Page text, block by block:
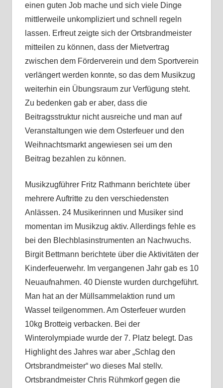
einen guten Job mache und sich viele Dinge
mittlerweile unkompliziert und schnell regeln
lassen. Erfreut zeigte sich der Ortsbrandmeister
mitteilen zu können, dass der Mietvertrag
zwischen dem Förderverein und dem Sportverein
verlängert werden konnte, so das dem Musikzug
weiterhin ein Übungsraum zur Verfügung steht.
Zu bedenken gab er aber, dass die
Beitragsstruktur nicht ausreiche und man auf
Veranstaltungen wie dem Osterfeuer und den
Weihnachtsmarkt angewiesen sei um den
Beitrag bezahlen zu können.
Musikzugführer Fritz Rathmann berichtete über
mehrere Auftritte zu den verschiedensten
Anlässen. 24 Musikerinnen und Musiker sind
momentan im Musikzug aktiv. Allerdings fehle es
bei den Blechblasinstrumenten an Nachwuchs.
Birgit Bettmann berichtete über die Aktivitäten der
Kinderfeuerwehr. Im vergangenen Jahr gab es 10
Neuaufnahmen. 40 Dienste wurden durchgeführt.
Man hat an der Müllsammelaktion rund um
Wassel teilgenommen. Am Osterfeuer wurden
10kg Brotteig verbacken. Bei der
Winterolympiade wurde der 7. Platz belegt. Das
Highlight des Jahres war aber „Schlag den
Ortsbrandmeister“ wo dieses Mal stellv.
Ortsbrandmeister Chris Rühmkorf gegen die